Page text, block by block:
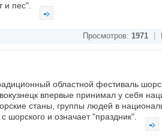
и пес".
Просмотров: 1971
областной фестиваль
впервые принимал у себя
станы, группы людей в
и означает "праздник".